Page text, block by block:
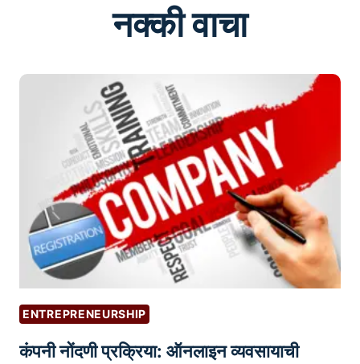
नक्की वाचा
ENTREPRENEURSHIP
कंपनी नोंदणी प्रक्रिया: ऑनलाइन व्यवसायाची